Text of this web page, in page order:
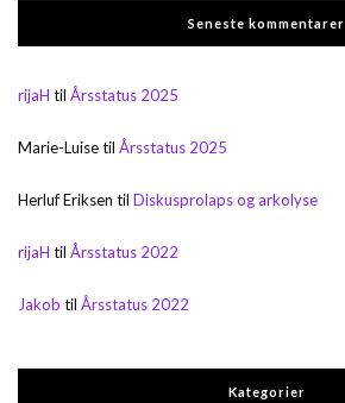
Seneste kommentarer
rijaH til Årsstatus 2025
Marie-Luisetil Årsstatus 2025
Herluf Eriksen til Diskusprolaps og arkolyse
rijaH til Årsstatus 2022
Jakob til Årsstatus 2022
Kategorier